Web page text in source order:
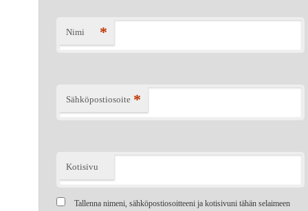
Nimi *
Sähköpostiosoite *
Kotisivu
Tallenna nimeni, sähköpostiosoitteeni ja kotisivuni tähän selaimeen